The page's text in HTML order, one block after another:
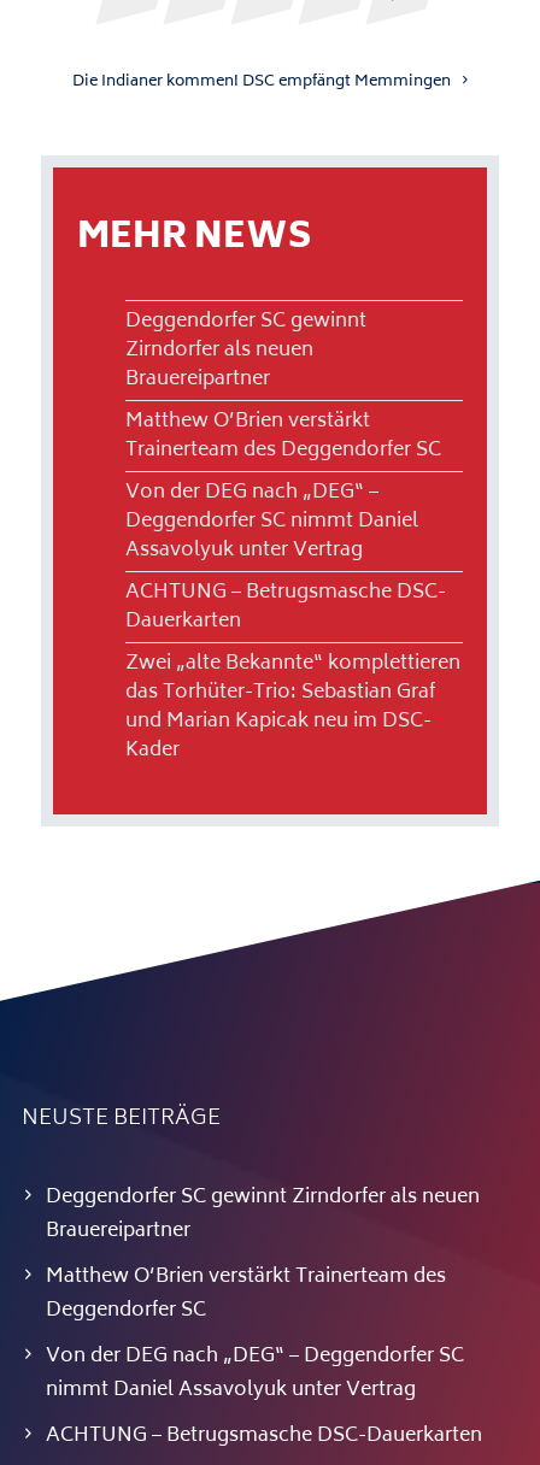
Die Indianer kommen! DSC empfängt Memmingen
MEHR NEWS
Deggendorfer SC gewinnt
Zirndorfer als neuen
Brauereipartner
Matthew O’Brien verstärkt
Trainerteam des Deggendorfer SC
Von der DEG nach „DEG“ –
Deggendorfer SC nimmt Daniel
Assavolyuk unter Vertrag
ACHTUNG – Betrugsmasche DSC-
Dauerkarten
Zwei „alte Bekannte“ komplettieren
das Torhüter-Trio: Sebastian Graf
und Marian Kapicak neu im DSC-
Kader
NEUSTE BEITRÄGE
Deggendorfer SC gewinnt Zirndorfer als neuen
Brauereipartner
Matthew O’Brien verstärkt Trainerteam des
Deggendorfer SC
Von der DEG nach „DEG“ – Deggendorfer SC
nimmt Daniel Assavolyuk unter Vertrag
ACHTUNG – Betrugsmasche DSC-Dauerkarten